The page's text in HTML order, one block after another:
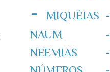
-
MIQUÉIAS -
NAUM -
NEEMIAS -